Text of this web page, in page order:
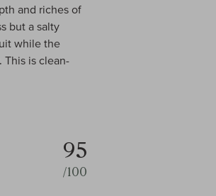
and riches of
but a salty
while the
is clean-
95
/100